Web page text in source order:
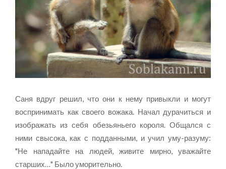
Саня вдруг решил, что они к нему привыкли и могут
воспринимать как своего вожака. Начал дурачиться и
изображать из себя обезьяньего короля. Общался с
ними свысока, как с подданными, и учил уму-разуму:
"Не нападайте на людей, живите мирно, уважайте
старших…" Было уморительно.